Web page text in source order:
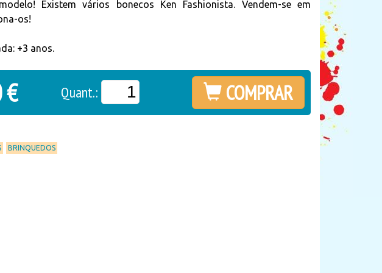
Existem vários bonecos Ken Fashionista. Vendem-se em
os!
+3 anos.
€ Quant.: COMPRAR
BRINQUEDOS